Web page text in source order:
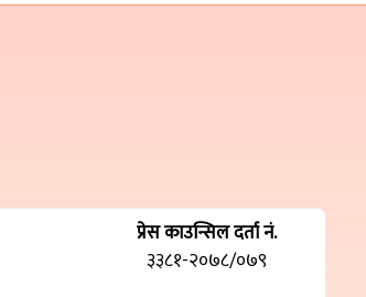
प्रेस काउन्सिल दर्ता नं.
३३८१-२०७८/०७९